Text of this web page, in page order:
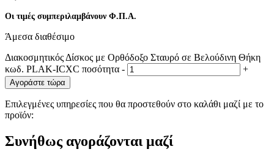
Οι τιμές συμπεριλαμβάνουν Φ.Π.Α.
Άμεσα διαθέσιμο
Διακοσμητικός Δίσκος με Ορθόδοξο Σταυρό σε Βελούδινη Θήκη
κωδ. PLAK-ICXC ποσότητα - +
Αγοράστε τώρα
Επιλεγμένες υπηρεσίες που θα προστεθούν στο καλάθι μαζί με το
προϊόν:
Συνήθως αγοράζονται μαζί